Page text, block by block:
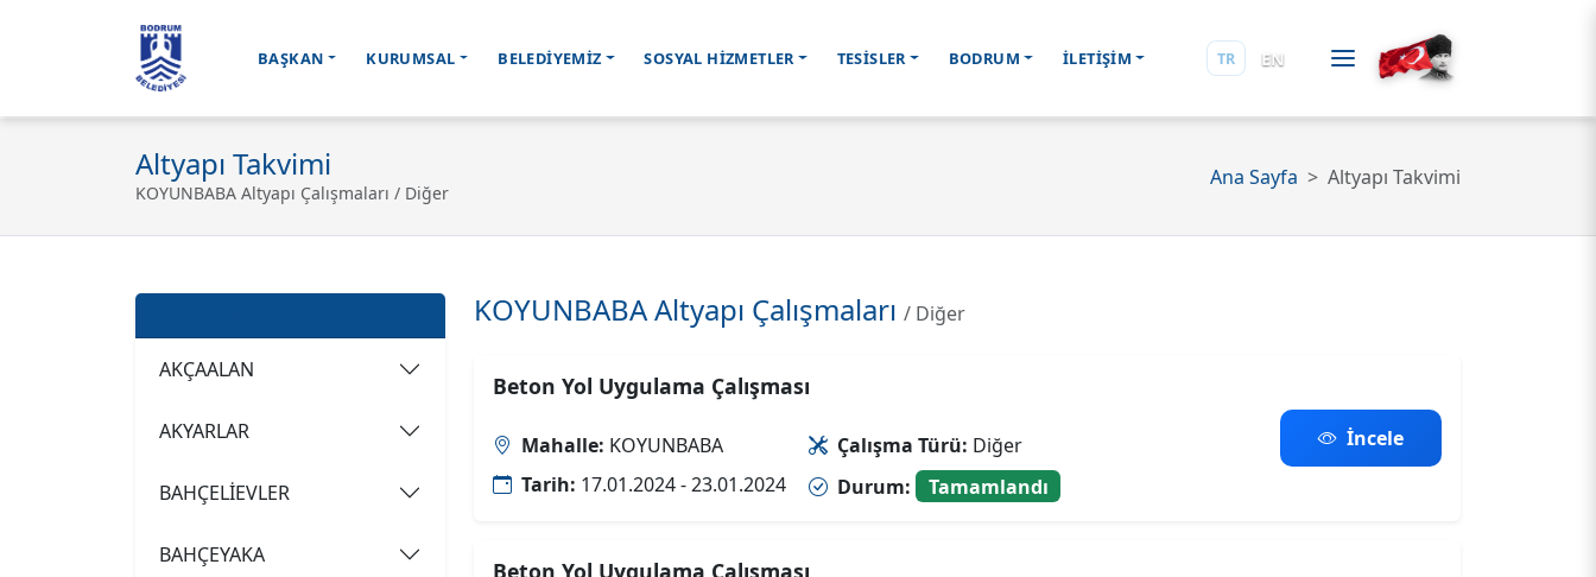
BAŞKAN KURUMSAL BELEDİYEMİZ SOSYAL HİZMETLER TESİSLER BODRUM İLETİŞİM TR EN
Altyapı Takvimi
KOYUNBABA Altyapı Çalışmaları / Diğer
Ana Sayfa Altyapı Takvimi
AKÇAALAN
AKYARLAR
BAHÇELİEVLER
BAHÇEYAKA
KOYUNBABA Altyapı Çalışmaları / Diğer
Beton Yol Uygulama Çalışması
Mahalle: KOYUNBABA Çalışma Türü: Diğer
Tarih: 17.01.2024 - 23.01.2024 Durum: Tamamlandı
İncele
Beton Yol Uygulama Çalışması